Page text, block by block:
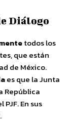
Diálogo
todos los
que están
de México.
es que la Junta
República
En sus
.